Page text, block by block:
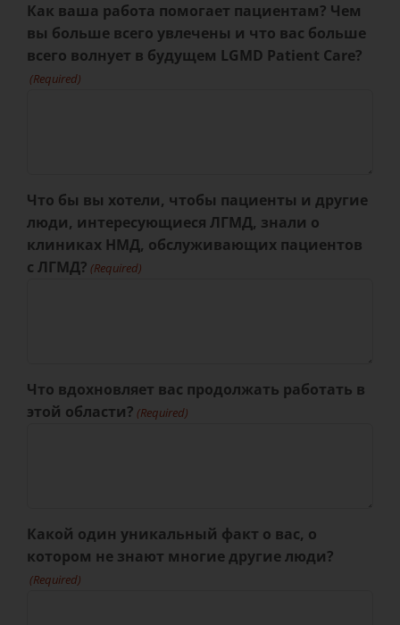
Как ваша работа помогает пациентам? Чем
вы больше всего увлечены и что вас больше
всего волнует в будущем LGMD Patient Care?
(Required)
Что бы вы хотели, чтобы пациенты и другие
люди, интересующиеся ЛГМД, знали о
клиниках НМД, обслуживающих пациентов
с ЛГМД? (Required)
Что вдохновляет вас продолжать работать в
этой области? (Required)
Какой один уникальный факт о вас, о
котором не знают многие другие люди?
(Required)